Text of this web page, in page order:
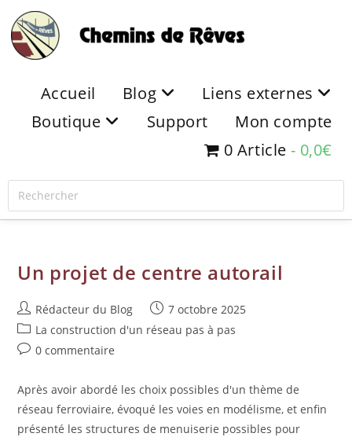
Accueil Blog
Liens externes
Boutique
Support
Mon compte
0 Article
0,0€
Un projet de centre autorail
Rédacteur du Blog
7 octobre 2025
La construction d'un réseau pas à pas
0 commentaire
Après avoir abordé les choix possibles d'un thème de
réseau ferroviaire, évoqué les voies en modélisme, et enfin
présenté les structures de menuiserie possibles pour